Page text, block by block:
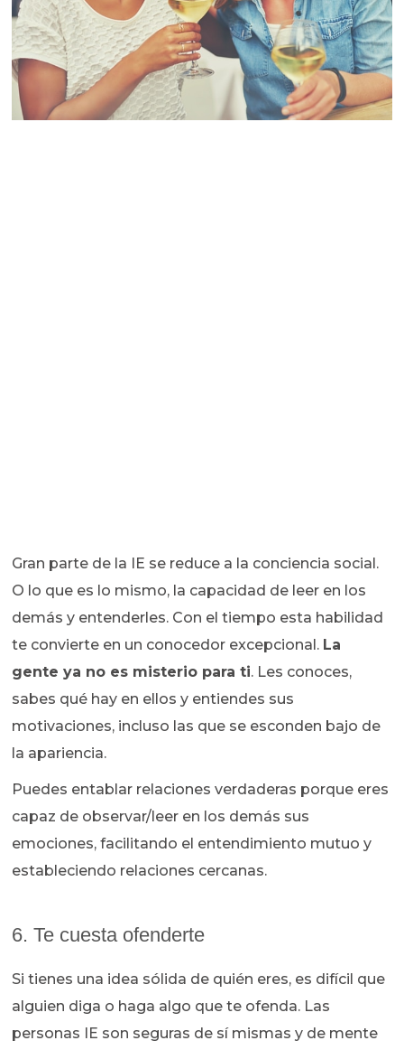
Gran parte de la IE se reduce a la conciencia social.
O lo que es lo mismo, la capacidad de leer en los
demás y entenderles. Con el tiempo esta habilidad
te convierte en un conocedor excepcional. La
gente ya no es misterio para ti. Les conoces,
sabes qué hay en ellos y entiendes sus
motivaciones, incluso las que se esconden bajo de
la apariencia.
Puedes entablar relaciones verdaderas porque eres
capaz de observar/leer en los demás sus
emociones, facilitando el entendimiento mutuo y
estableciendo relaciones cercanas.
6. Te cuesta ofenderte
Si tienes una idea sólida de quién eres, es difícil que
alguien diga o haga algo que te ofenda. Las
personas IE son seguras de sí mismas y de mente